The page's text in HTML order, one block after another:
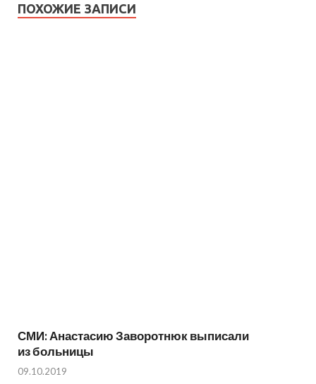
ПОХОЖИЕ ЗАПИСИ
СМИ: Анастасию Заворотнюк выписали
из больницы
09.10.2019